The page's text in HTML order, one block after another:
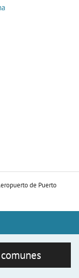
de Puerto